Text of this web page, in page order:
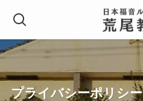
プライバシーポリシー